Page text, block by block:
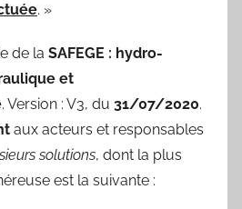
. »
de la SAFEGE : hydro-
et
. Version : V3, du 31/07/2020.
aux acteurs et responsables
solutions, dont la plus
est la suivante :